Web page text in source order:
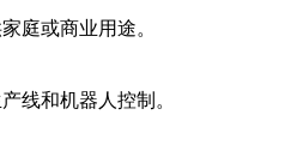
庭或商业用途。
线和机器人控制。